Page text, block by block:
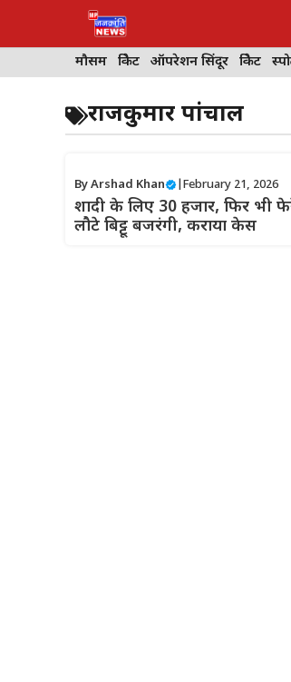
मौसम क्रिकेट ऑपरेशन सिंदूर क्रिकेट
राजकुमार पांचाल
ByArshad Khan February 21, 2026
शादी के लिए 30 हजार, फिर भी
लौटे बिट्टू बजरंगी, कराया केस